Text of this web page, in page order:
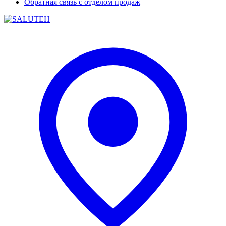
Обратная связь с отделом продаж